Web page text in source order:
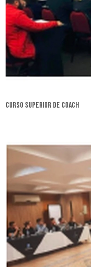
curso superior de coach